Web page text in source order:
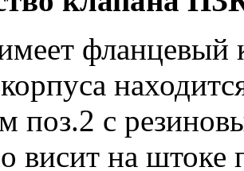
фланцевый
поз.2 с
висит на штоке